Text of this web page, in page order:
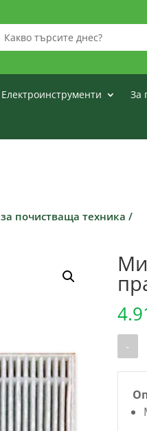
Електроинструменти За
почистваща техника /
-
с